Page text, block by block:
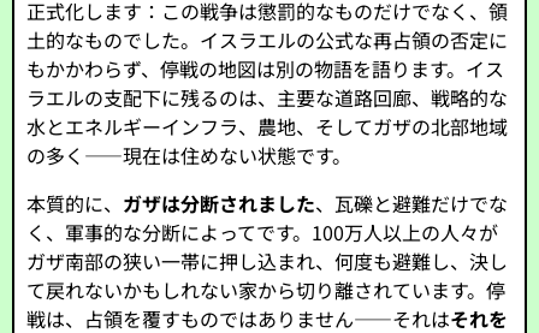
正式化します：この戦争は懲罰的なものだけでなく、領
土的なものでした。イスラエルの公式な再占領の否定に
もかかわらず、停戦の地図は別の物語を語ります。イス
ラエルの支配下に残るのは、主要な道路回廊、戦略的な
水とエネルギーインフラ、農地、そしてガザの北部地域
の多く――現在は住めない状態です。
本質的に、 ガザは分断されました、瓦礫と避難だけでな
く、軍事的な分断によってです。100万人以上の人々が
ガザ南部の狭い一帯に押し込まれ、何度も避難し、決し
て戻れないかもしれない家から切り離されています。停
戦は、占領を覆すものではありません――それはそれを